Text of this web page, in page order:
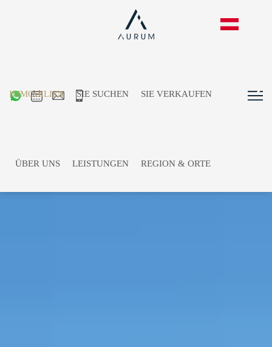
IMMOBILIEN SIE SUCHEN SIE VERKAUFEN
ÜBER UNS LEISTUNGEN REGION & ORTE